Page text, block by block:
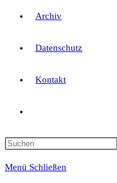
Archiv
Datenschutz
Kontakt
Menü Schließen